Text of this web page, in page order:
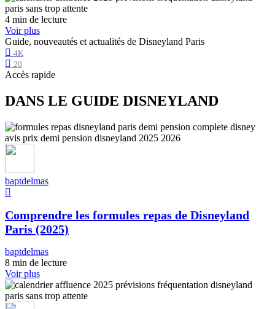
4 min de lecture
Voir plus
Guide, nouveautés et actualités de Disneyland Paris
4K
20
Accès rapide
DANS LE GUIDE DISNEYLAND
baptdelmas
Comprendre les formules repas de Disneyland
Paris (2025)
baptdelmas
8 min de lecture
Voir plus